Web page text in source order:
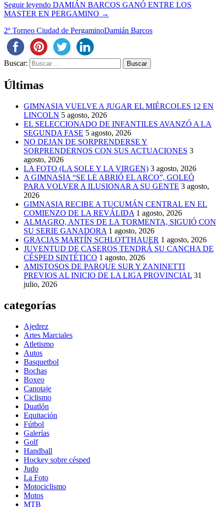
Seguir leyendo DAMIÁN BARCOS GANÓ ENTRE LOS
MASTER EN PERGAMINO →
2º Torneo Ciudad de PergaminoDamián Barcos
Buscar:
Últimas
GIMNASIA VUELVE A JUGAR EL MIÉRCOLES 12 EN
LINCOLN 5 agosto, 2026
EL SELECCIONADO DE INFANTILES AVANZÓ A LA
SEGUNDA FASE 5 agosto, 2026
NO DEJAN DE SORPRENDERSE Y
SORPRENDERNOS CON SUS ACTUACIONES 3
agosto, 2026
LA FOTO (LA SOLE Y LA VIRGEN) 3 agosto, 2026
A GIMNASIA “SE LE ABRIÓ EL ARCO”, GOLEÓ
PARA VOLVER A ILUSIONAR A SU GENTE 3 agosto,
2026
GIMNASIA RECIBE A TUCUMÁN CENTRAL EN EL
COMIENZO DE LA REVÁLIDA 1 agosto, 2026
ALMAGRO, ANTES DE LA TORMENTA, SIGUIÓ CON
SU SERIE GANADORA 1 agosto, 2026
GRACIAS MARTÍN SCHLOTTHAUER 1 agosto, 2026
JUVENTUD DE CASEROS TENDRÁ SU CANCHA DE
CÉSPED SINTÉTICO 1 agosto, 2026
AMISTOSOS DE PARQUE SUR Y ZANINETTI
PREVIOS AL INICIO DE LA LIGA PROVINCIAL 31
julio, 2026
categorías
Ajedrez
Artes Marciales
Atletismo
Autos
Basquetbol
Bochas
Boxeo
Canotaje
Ciclismo
Duatlón
Equitación
Fútbol
Galerías
Golf
Handball
Hockey sobre césped
Judo
La Foto
Motociclismo
Motos
MTB